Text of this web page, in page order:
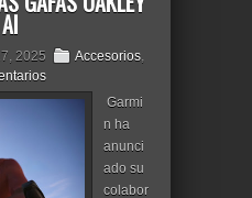
2025 Accesorios,
Garmi
n ha
anunci
ado su
colabor